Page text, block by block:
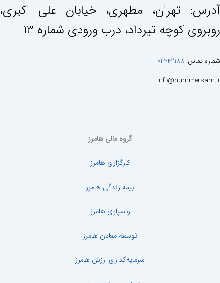
آدرس: تهران، مطهری، خيابان علی اكبری،
روبروی كوچه تيرداد، درب ورودی شماره ١٣
شماره تماس: 42188-021
info@hummersam.ir
گروه مالی هامرز
کارگزاری هامرز
بیمه زندگی هامرز
واسپاری هامرز
توسعه معادن هامرز
سرمایه‌گذاری ارزش هامرز